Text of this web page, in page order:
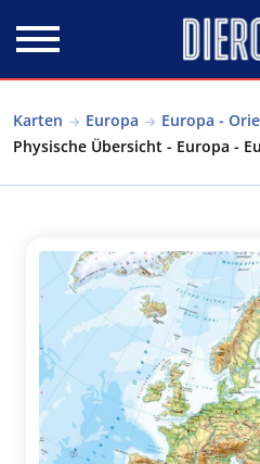
Karten Europa Europa -
Physische Übersicht - Europa -